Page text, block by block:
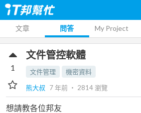
文章 問答 My Project
文件管控軟體
文件管理
機密資料
熊大叔
7 年前 ‧ 2814瀏覽
1
想請教各位邦友